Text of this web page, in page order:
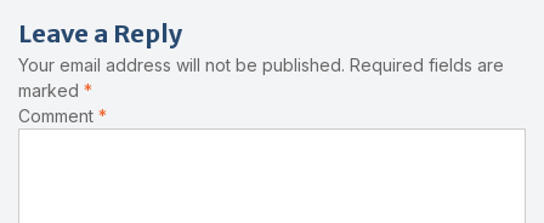
Leave a Reply
Your email address will not be published. Required fields are
marked *
Comment *